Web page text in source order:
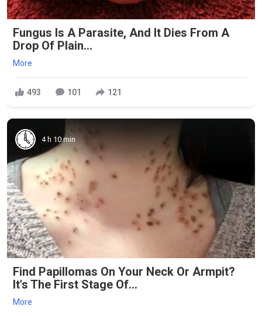
Fungus Is A Parasite, And It Dies From A
Drop Of Plain...
More
493 101 121
4 h 10 min
Find Papillomas On Your Neck Or Armpit?
It's The First Stage Of...
More